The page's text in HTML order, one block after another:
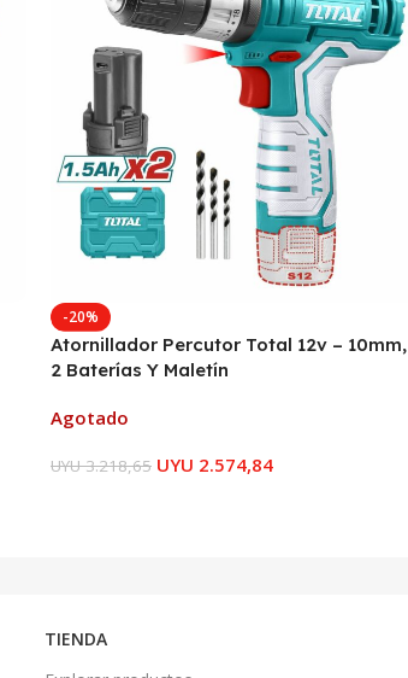
-20%
Atornillador Percutor Total 12v – 10mm,
2 Baterías Y Maletín
Agotado
UYU3.218,65 UYU 2.574,84
TIENDA